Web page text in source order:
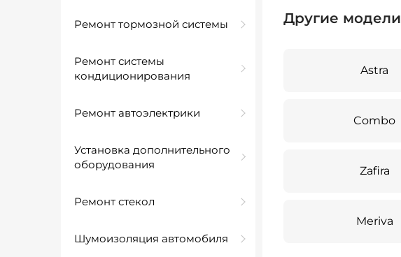
Ремонт тормозной системы
Ремонт системы
кондиционирования
Ремонт автоэлектрики
Установка дополнительного
оборудования
Ремонт стекол
Шумоизоляция автомобиля
Другие модели
Astra
Combo
Zafira
Meriva